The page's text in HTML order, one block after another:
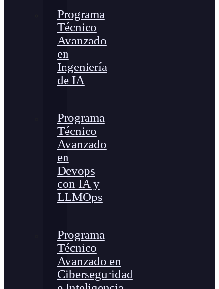
Programa
Técnico
Avanzado
en
Ingeniería
de IA
Programa
Técnico
Avanzado
en
Devops
con IA y
LLMOps
Programa
Técnico
Avanzado en
Ciberseguridad